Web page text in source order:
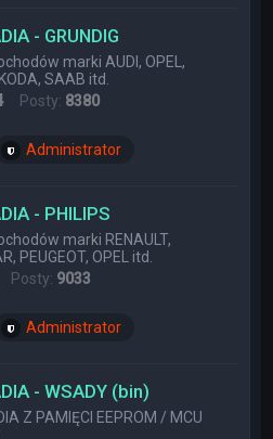
- GRUNDIG
marki AUDI, OPEL,
SAAB itd.
Posty: 8380
Administrator
- PHILIPS
marki RENAULT,
PEUGEOT, OPEL itd.
9033
Administrator
- WSADY (bin)
Z PAMIĘCI EEPROM / MCU